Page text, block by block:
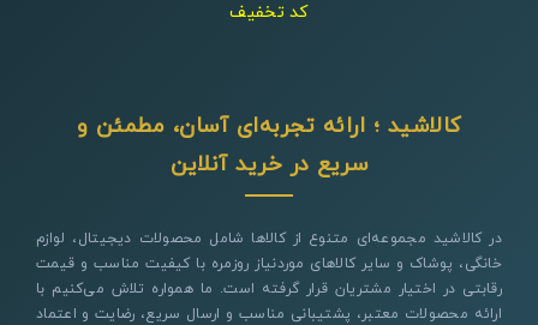
کد تخفیف
کالاشید ؛ ارائه تجربه‌ای آسان، مطمئن و
سریع در خرید آنلاین
در کالاشید مجموعه‌ای متنوع از کالاها شامل محصولات دیجیتال، لوازم
خانگی، پوشاک و سایر کالاهای موردنیاز روزمره با کیفیت مناسب و قیمت
رقابتی در اختیار مشتریان قرار گرفته است. ما همواره تلاش می‌کنیم با
ارائه محصولات معتبر، پشتیبانی مناسب و ارسال سریع، رضایت و اعتماد